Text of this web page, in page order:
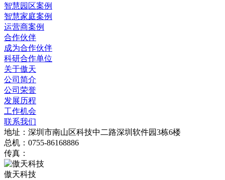
智慧园区案例
智慧家庭案例
运营商案例
合作伙伴
成为合作伙伴
科研合作单位
关于傲天
公司简介
公司荣誉
发展历程
工作机会
联系我们
地址：深圳市南山区科技中二路深圳软件园3栋6楼
总机：0755-86168886
传真：
傲天科技